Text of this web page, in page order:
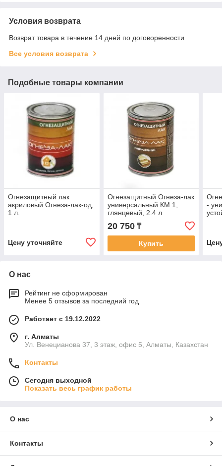
Условия возврата
Возврат товара в течение 14 дней по договоренности
Все условия возврата
Подобные товары компании
Огнезащитный лак
акриловый Огнеза-лак-од,
1 л.
Цену уточняйте
Огнезащитный Огнеза-лак
универсальный КМ 1,
глянцевый, 2.4 л
20 750₸
Купить
-
О нас
Рейтинг не сформирован
Менее 5 отзывов за последний год
Работает с 19.12.2022
г. Алматы
Ул. Венецианова 37, 3 этаж, офис 5, Алматы, Казахстан
Контакты
Сегодня выходной
Показать весь график работы
О нас
Контакты